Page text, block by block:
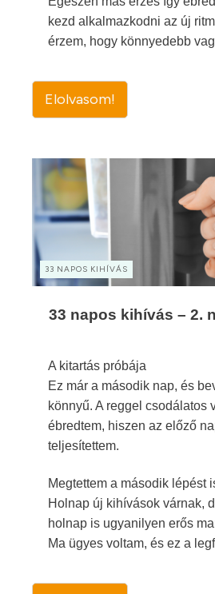
kezd alkalmazkodni az új
érzem, hogy könnyedebb
Elolvasom!
33 NAPOS KIHÍVÁS
33 napos kihívás – 2.
A kitartás próbája
Ez már a második nap, és
könnyű. A reggel csodálatos
ébredtem, hiszen az előző
teljesítettem.
Megtettem a második lépést
Holnap új kihívások várnak,
holnap is ugyanilyen erős
Ma ügyes voltam, és ez a